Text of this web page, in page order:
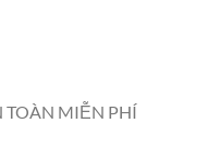
TOÀN MIỄN PHÍ